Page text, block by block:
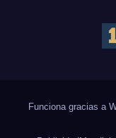
Funciona gracias a